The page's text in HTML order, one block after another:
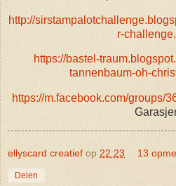
http://
r-
https://bastel-
tannenbaum-oh-
https://m.facebook.com/groups/
ellyscard creatief op 22:23 13
Delen